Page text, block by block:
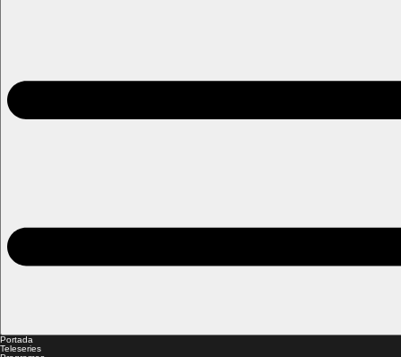
Portada
Teleseries